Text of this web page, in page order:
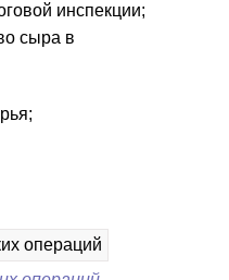
инспекции;
сыра в